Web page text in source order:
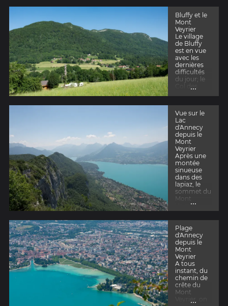
lumière du
matin.
Bluffy et le
Mont
Veyrier
Le village
de Bluffy
est en vue
avec les
dernières
difficultés
du jour; le
Mont
Veyrier
...
Vue sur le
Lac
d'Annecy
depuis le
Mont
Veyrier
Après une
montée
sinueuse
dans des
lapiaz, le
sommet du
Mont
Veyrier
s'ouvre sur
le lac
d'Annecy et
sur la Ville
...
Plage
d'Annecy
depuis le
Mont
Veyrier
A tous
instant, du
chemin de
crête du
Mont
...